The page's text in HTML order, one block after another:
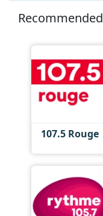
Recommended
107.5 Rouge